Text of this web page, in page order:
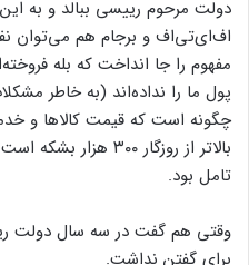
به عبارت دیگر جلیلی آمده بود
دولت مرحوم رییسی ببالد و به
اف‌ای‌تی‌اف و برجام هم می‌توان
مفهوم را جا انداخت که بله
پول ما را نداده‌اند (‌به خاطر
چگونه است که قیمت کالاها و
تامل بود.